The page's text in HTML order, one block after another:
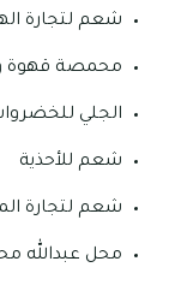
شعم لتجارة
محمصة قهوة
الجلي
شعم للأحذية
شعم لتجارة
محل عبدالله